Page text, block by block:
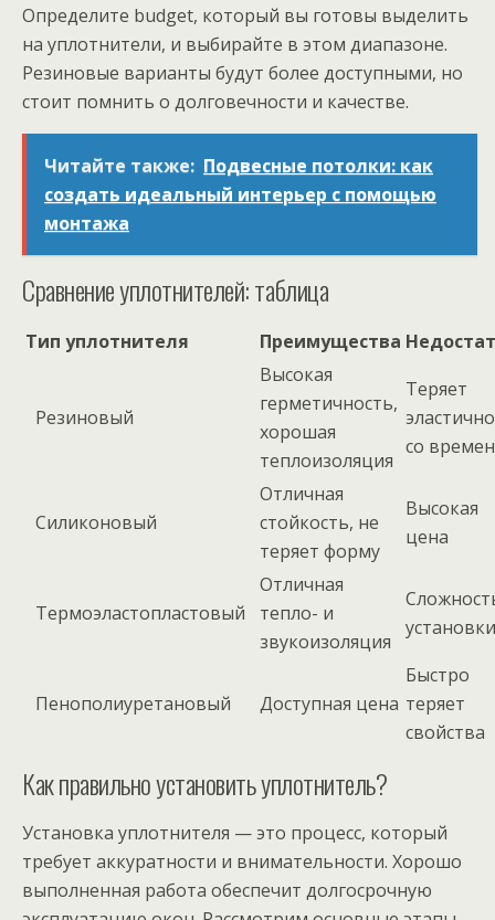
Определите budget, который вы готовы выделить
на уплотнители, и выбирайте в этом диапазоне.
Резиновые варианты будут более доступными, но
стоит помнить о долговечности и качестве.
Читайте также: Подвесные потолки: как
создать идеальный интерьер с помощью
монтажа
Сравнение уплотнителей: таблица
Тип уплотнителя Преимущества
Резиновый
Высокая
герметичность,
хорошая
теплоизоляция
Теряет
со
Силиконовый
Отличная
стойкость, не
теряет форму
Высокая
цена
Термоэластопластовый
Отличная
тепло- и
звукоизоляция
установки
Пенополиуретановый Доступная цена
Быстро
теряет
свойства
Как правильно установить уплотнитель?
Установка уплотнителя — это процесс, который
требует аккуратности и внимательности. Хорошо
выполненная работа обеспечит долгосрочную